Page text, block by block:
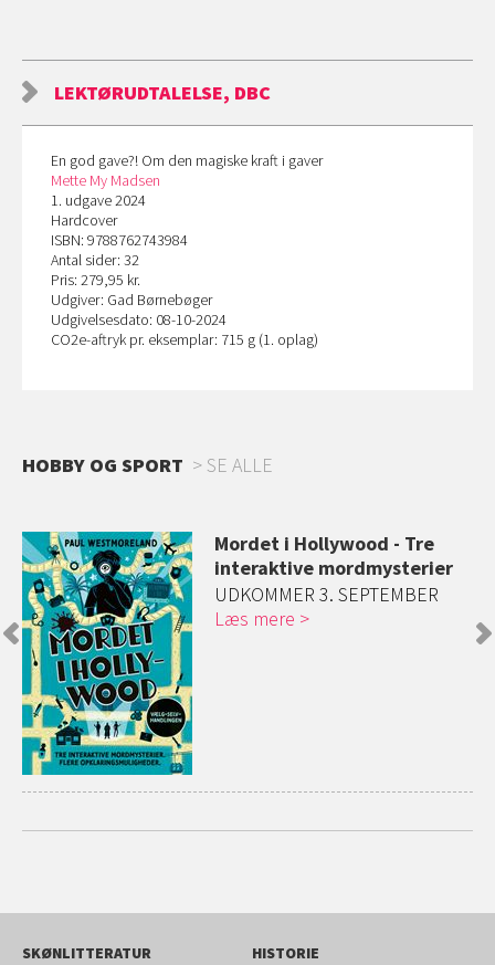
LEKTØRUDTALELSE, DBC
En god gave?! Om den magiske kraft i gaver
Mette My Madsen
1. udgave 2024
Hardcover
ISBN: 9788762743984
Antal sider: 32
Pris: 279,95 kr.
Udgiver: Gad Børnebøger
Udgivelsesdato: 08-10-2024
CO2e-aftryk pr. eksemplar: 715 g (1. oplag)
HOBBY OG SPORT SE ALLE
Mordet i Hollywood - Tre
interaktive mordmysterier
UDKOMMER 3. SEPTEMBER
Læs mere
SKØNLITTERATUR
HISTORIE